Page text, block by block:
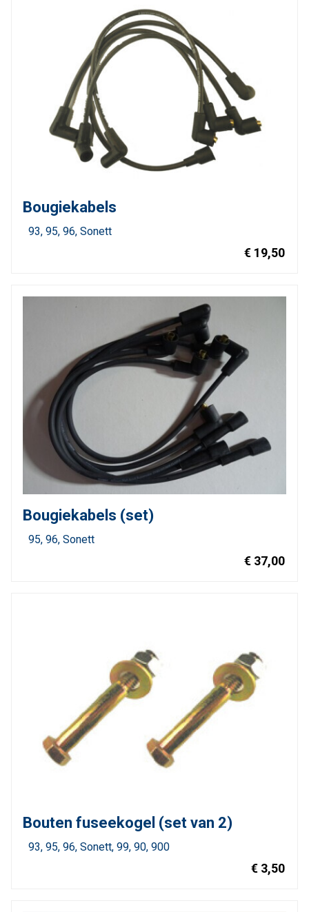
Bougiekabels
93 95 96 Sonett
€ 19,50
Bougiekabels (set)
95 96 Sonett
€ 37,00
Bouten fuseekogel (set van 2)
93 95 96 Sonett 99 90 900
€ 3,50